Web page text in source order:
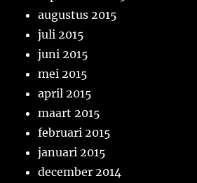
augustus 2015
juli 2015
juni 2015
mei 2015
april 2015
maart 2015
februari 2015
januari 2015
december 2014